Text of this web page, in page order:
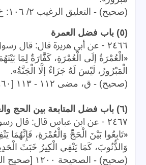
(صحيح) - التعليق الرغيب ٢/ ١٠٦: خ
(٥) باب فضل العمرة
٢٤٦٦ - عن أبي هريرة قال: قال
« الْعُمْرَةُ إلَى الْعُمْرَةِ، كَفَّارَةٌ لِمَا
الْمَبْرُورُ، لَيْسَ لَهُ جَزَاءٌ إلَّا الْجَنَّةُ».
(صحيح) - ق، مضى ١١٢ - ١١٣ [٢٤٦٠]
(٦) باب فضل المتابعة بين الحج والعمرة
٢٤٦٧ - عن ابن عباس قال: قال
«تَابِعُوا بَيْنَ الْحَجِّ وَالْعُمْرَةِ، فَإِنَّهُمَا
وَالذُّنُوبَ، كَمَا يَنْفِي الْكِيرُ خَبَثَ
(صحيح) - الصحيحة